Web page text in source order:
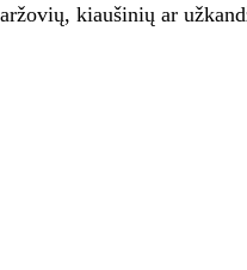
kiaušinių ar